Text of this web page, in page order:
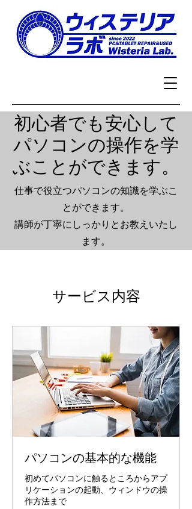
初心者でも安心して
パソコンの操作を学
ぶことができます。
​仕事で役立つパソコンの知識を学ぶこ
とができます。
講師が丁寧にしっかりとお教えいたし
ます。
サービス内容
パソコンの基本的な機能
初めてパソコンに触るところからアプ
リケーションの起動、ウィンドウの操
作方法まで